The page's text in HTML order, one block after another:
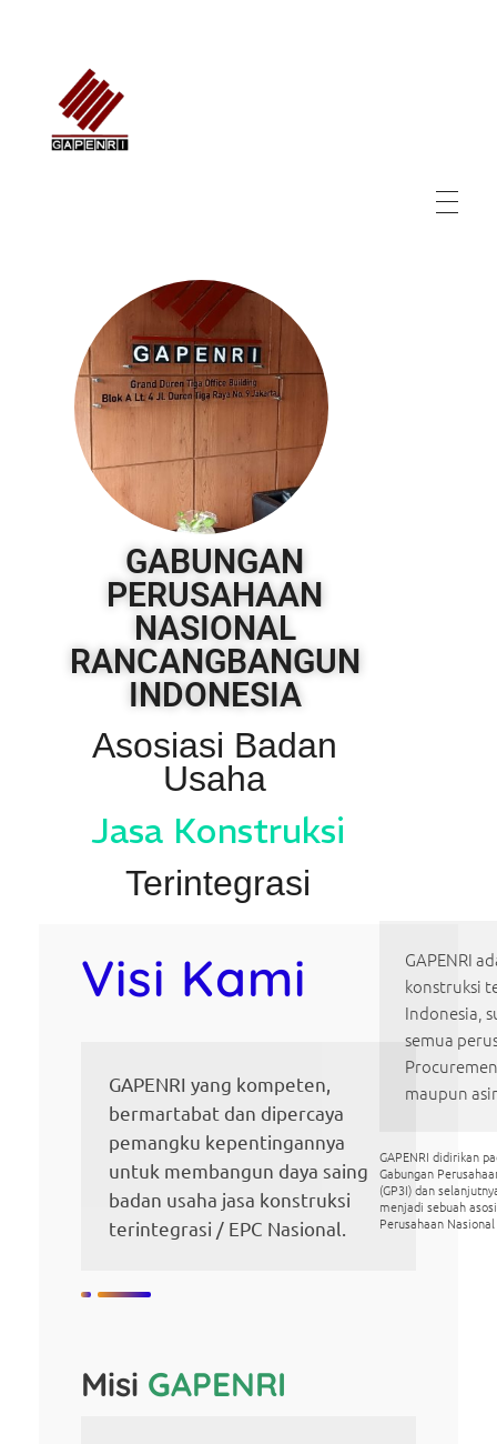
GABUNGAN
PERUSAHAAN
NASIONAL
RANCANGBANGUN
INDONESIA
Asosiasi Badan
Usaha
Jasa Konstruksi
Terintegrasi
GAPENRI
konstruksi
Indonesia,
semua
maupun
GAPENRI didirikan
Gabungan
(GP3I) dan
menjadi sebuah
Perusahaan
Visi Kami
GAPENRI yang kompeten,
bermartabat dan dipercaya
pemangku kepentingannya
untuk membangun daya saing
badan usaha jasa konstruksi
terintegrasi / EPC Nasional.
Misi GAPENRI